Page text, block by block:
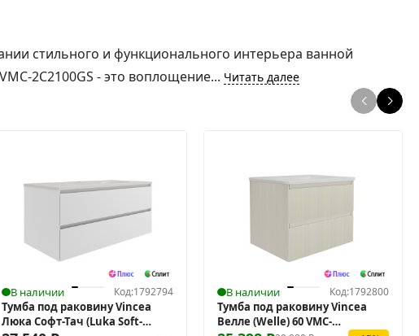
стильного и функционального интерьера ванной
2C2100GS - это воплощение... Читать далее
В наличии Код:1792794
Тумба под раковину Vincea
Люка Софт-Тач (Luka Soft-
В наличии Код:1792800
Тумба под раковину Vincea
Велле (Welle) 60 VMC-